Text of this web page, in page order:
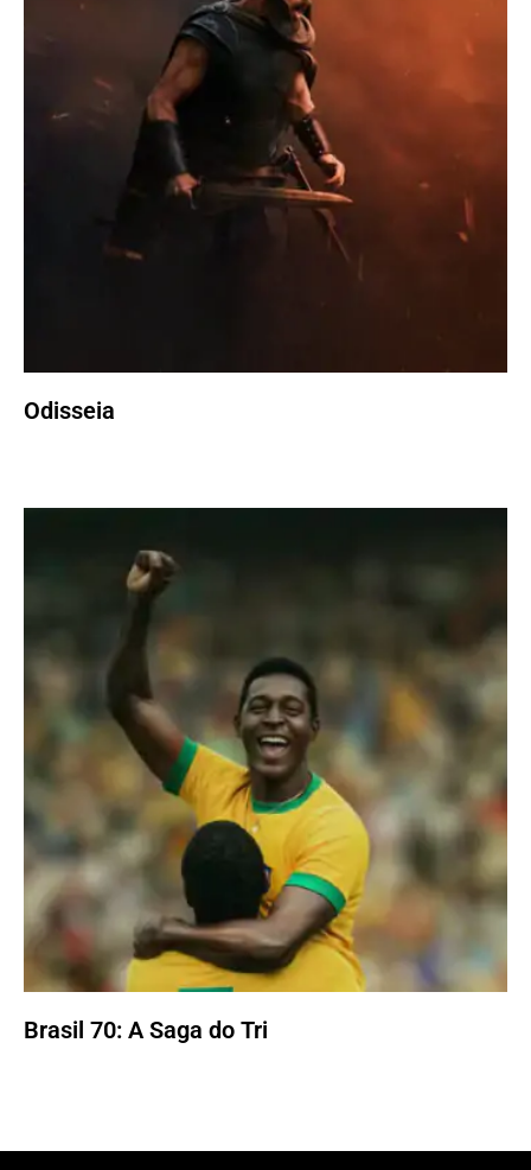
Odisseia
Brasil 70: A Saga do Tri